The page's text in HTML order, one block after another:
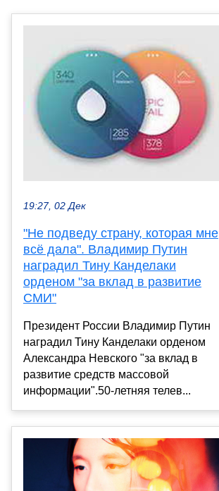
19:27, 02 Дек
"Не подведу страну, которая мне
всё дала". Владимир Путин
наградил Тину Канделаки
орденом "за вклад в развитие
СМИ"
Президент России Владимир Путин
наградил Тину Канделаки орденом
Александра Невского "за вклад в
развитие средств массовой
информации".50-летняя телев...